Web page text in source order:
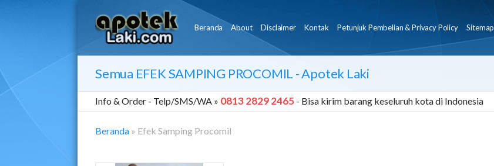
Beranda About Disclaimer Kontak Petunjuk Pembelian & Privacy Policy Sitemap
Semua EFEK SAMPING PROCOMIL - Apotek Laki
Info & Order - Telp/SMS/WA » 0813 2829 2465 - Bisa kirim barang keseluruh kota di Indonesia
Beranda » Efek Samping Procomil